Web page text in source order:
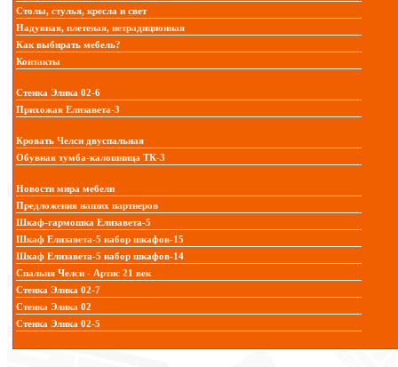
Столы, стулья, кресла и свет
Надувная, плетеная, нетрадиционная
Как выбирать мебель?
Контакты
Стенка Элика 02-6
Прихожая Елизавета-3
Кровать Челси двуспальная
Обувная тумба-калошница ТК-3
Новости мира мебели
Предложения наших партнеров
Шкаф-гармошка Елизавета-5
Шкаф Елизавета-5 набор шкафов-15
Шкаф Елизавета-5 набор шкафов-14
Спальня Челси - Артис 21 век
Стенка Элика 02-7
Стенка Элика 02
Стенка Элика 02-5